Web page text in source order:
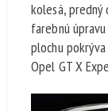
kolesá,
farebnú
plochu
Opel GT X